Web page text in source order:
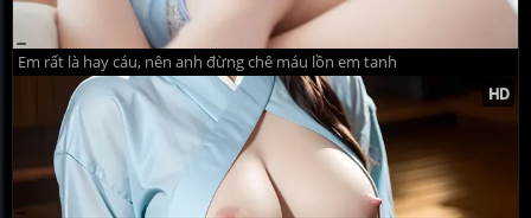
Em rất là hay cáu, nên anh đừng chê máu lồn em tanh